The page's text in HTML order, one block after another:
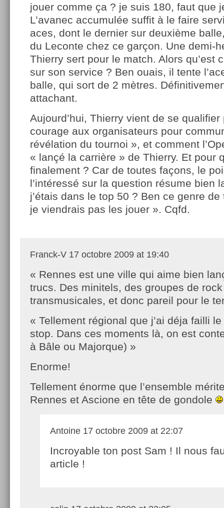
jouer comme ça ? je suis 180, faut que
L’avanec accumulée suffit à le faire
aces, dont le dernier sur deuxième
du Leconte chez ce garçon. Une demi-
Thierry sert pour le match. Alors qu’est
sur son service ? Ben ouais, il tente
balle, qui sort de 2 mètres.
attachant.
Aujourd’hui, Thierry vient de se
courage aux organisateurs pour
révélation du tournoi », et comment
« lançé la carrière » de Thierry. Et pour
finalement ? Car de toutes façons, le
l’intéressé sur la question résume bien
j’étais dans le top 50 ? Ben ce genre
je viendrais pas les jouer ». Cqfd.
Franck-V 17 octobre 2009 at 19:40
« Rennes est une ville qui aime bien
trucs. Des minitels, des groupes de
transmusicales, et donc pareil pour le
« Tellement régional que j’ai déja failli
stop. Dans ces moments là, on est
à Bâle ou Majorque) »
Enorme!
Tellement énorme que l’ensemble
Rennes et Ascione en tête de gondole
Antoine 17 octobre 2009 at 22:07
Incroyable ton post Sam ! Il nous
article !